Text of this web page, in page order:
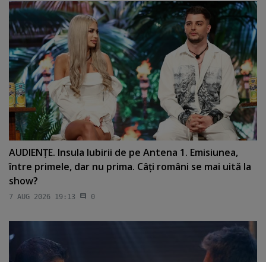
AUDIENŢE. Insula Iubirii de pe Antena 1. Emisiunea,
între primele, dar nu prima. Câţi români se mai uită la
show?
7 AUG 2026 19:13 0